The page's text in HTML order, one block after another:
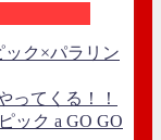
ク×パラリン
ってくる！！
ック a GO GO